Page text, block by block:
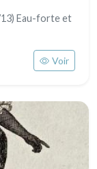
Eau-forte et
Voir